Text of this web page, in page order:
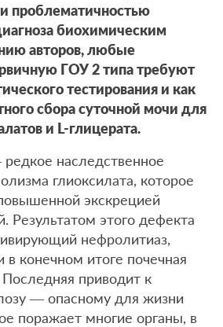
проблематичностью
биохимическим
авторов, любые
ГОУ 2 типа требуют
тестирования и как
сбора суточной мочи для
и L-глицерата.
наследственное
глиоксилата, которое
экскрецией
Результатом этого дефекта
нефролитиаз,
в конечном итоге почечная
Последняя приводит к
— опасному для жизни
поражает многие органы, в